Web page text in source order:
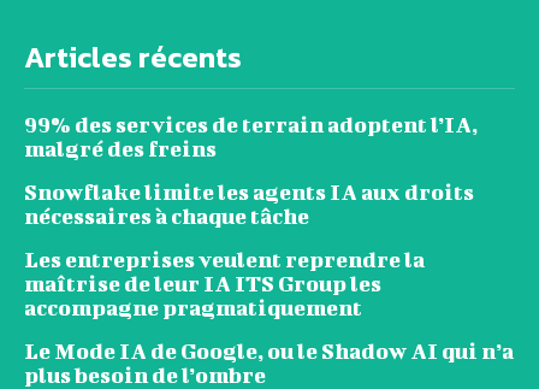
Articles récents
99% des services de terrain adoptent l’IA,
malgré des freins
Snowflake limite les agents IA aux droits
nécessaires à chaque tâche
Les entreprises veulent reprendre la
maîtrise de leur IA ITS Group les
accompagne pragmatiquement
Le Mode IA de Google, ou le Shadow AI qui n’a
plus besoin de l’ombre